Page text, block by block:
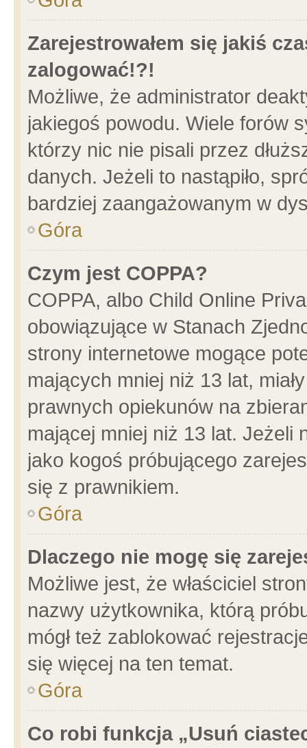
Zarejestrowałem się jakiś
zalogować!?!
Możliwe, że administrator
jakiegoś powodu. Wiele forów
którzy nic nie pisali przez
danych. Jeżeli to nastąpiło,
bardziej zaangażowanym w
Góra
Czym jest COPPA?
COPPA, albo Child Online
obowiązujące w Stanach
strony internetowe mogące
mających mniej niż 13 lat,
prawnych opiekunów na
mającej mniej niż 13 lat. Jeżeli
jako kogoś próbującego
się z prawnikiem.
Góra
Dlaczego nie mogę się
Możliwe jest, że właściciel
nazwy użytkownika, którą
mógł też zablokować
się więcej na ten temat.
Góra
Co robi funkcja „Usuń